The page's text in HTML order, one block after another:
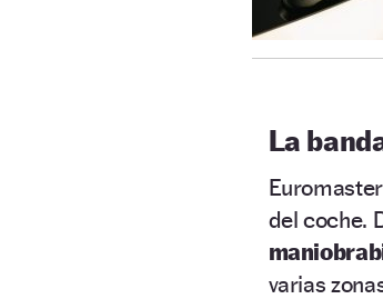
La
del coche.
varias